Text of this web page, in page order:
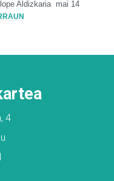
Aldizkaria mai 14
4